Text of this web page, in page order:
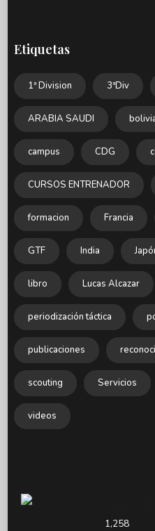
Etiquetas
1ª Division 3ªDiv
ARABIA SAUDI
campus CDG
CURSOS ENTRENADOR
formacion Francia
GTF India
libro Lucas Alcazar
periodización táctica
publicaciones
scouting Servicios
videos
1,258